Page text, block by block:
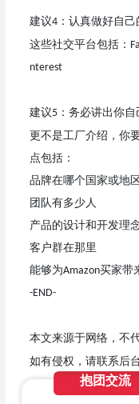
建议4 ：认真做好自
这些社交平台包括：
nterest
建议5 ：务必讲出你
更不是工厂介绍，你
点包括：
品牌在哪个国家或地
团队有多少人
产品的设计和开发理
客户群在那里
能够为Amazon买家带
-END-
本文来源于网络，不
如有侵权，请联系后台
抱团交流